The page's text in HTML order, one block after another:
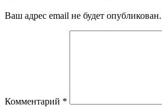
Ваш адрес email не будет опубликован.
Комментарий *